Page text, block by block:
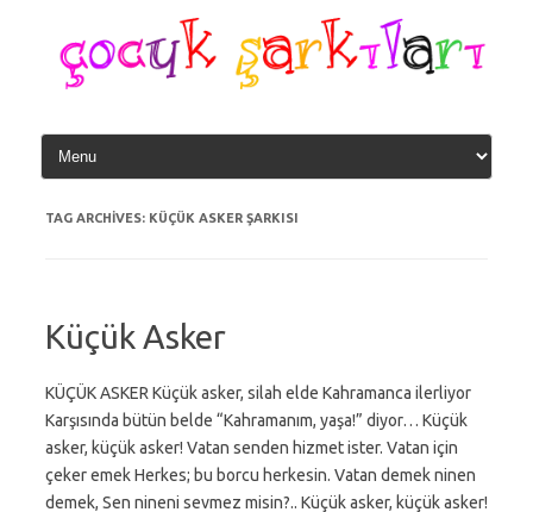
content
TAG ARCHIVES: KÜÇÜK ASKER ŞARKISI
Küçük Asker
KÜÇÜK ASKER Küçük asker, silah elde Kahramanca ilerliyor
Karşısında bütün belde “Kahramanım, yaşa!” diyor… Küçük
asker, küçük asker! Vatan senden hizmet ister. Vatan için
çeker emek Herkes; bu borcu herkesin. Vatan demek ninen
demek, Sen nineni sevmez misin?.. Küçük asker, küçük asker!